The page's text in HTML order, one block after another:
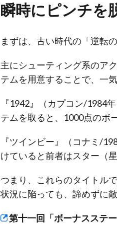
瞬時にピンチを
まずは、古い時代の「逆転
主にシューティング系のア
テムを用意することで、一
『1942』（カプコン/1984
テムを取ると、1000点のボ
『ツインビー』（コナミ/
けていると前者はスター（
つまり、これらのタイトル
状況に陥っても、諦めずに
第十一回「ボーナスステー